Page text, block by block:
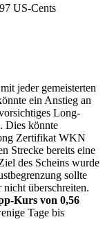
US-Cents
jeder gemeisterten
ein Anstieg an
Long-
Dies könnte
Zertifikat WKN
Strecke bereits eine
des Scheins wurde
sollte
überschreiten.
Kurs von 0,56
Tage bis